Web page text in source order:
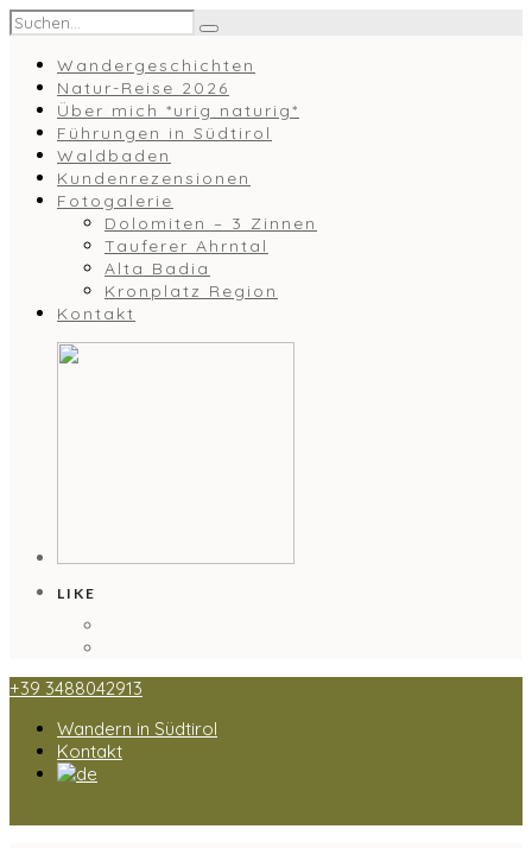
Wandergeschichten
Natur-Reise 2026
Über mich *urig naturig*
Führungen in Südtirol
Waldbaden
Kundenrezensionen
Fotogalerie
Dolomiten – 3 Zinnen
Tauferer Ahrntal
Alta Badia
Kronplatz Region
Kontakt
LIKE
+39 3488042913
Wandern in Südtirol
Kontakt